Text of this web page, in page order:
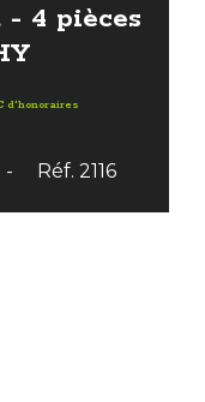
4 pièces
d'honoraires
Réf. 2116